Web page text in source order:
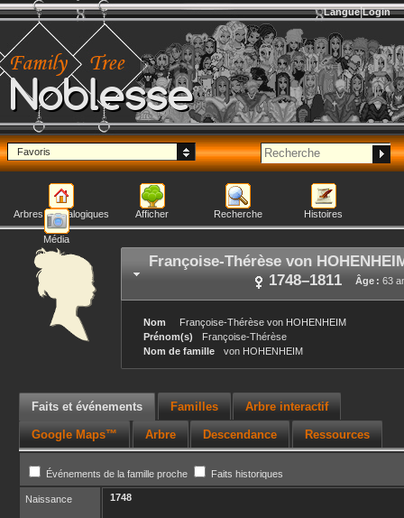
Noblesse
Langue Login
Favoris
Arbres généalogiques Afficher Recherche Histoires
Média
Françoise-Thérèse von
Âge : 63
1748–1811
Nom Françoise-Thérèse von HOHENHEIM
Prénom(s)
Françoise-Thérèse
Nom de famille
von HOHENHEIM
Faits et événements Familles Arbre interactif
Google Maps™ Arbre Descendance Ressources
Événements de la famille proche Faits historiques
Naissance 1748